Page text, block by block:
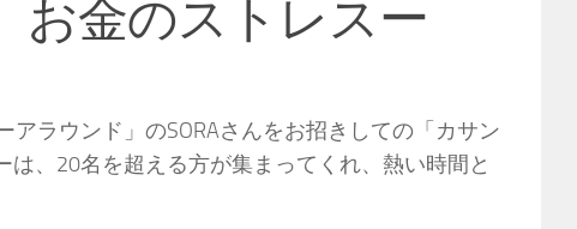
お金のストレスー
アラウンド」のSORAさんをお招きしての「カサン
は、20名を超える方が集まってくれ、熱い時間と